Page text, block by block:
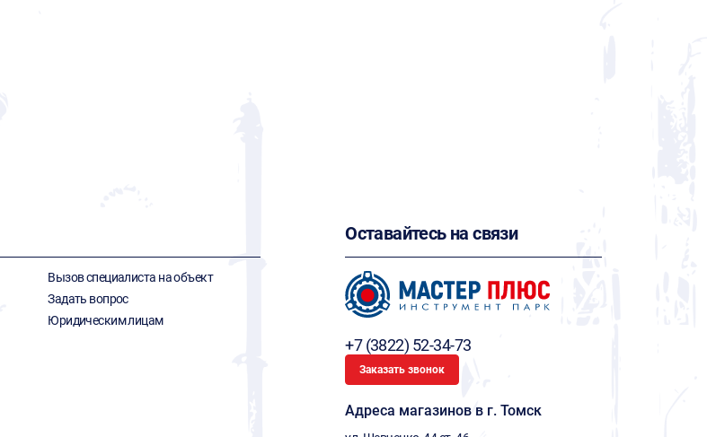
Вызов специалиста на объект
Задать вопрос
Юридическим лицам
Оставайтесь на связи
+7 (3822) 52-34-73
Заказать звонок
Адреса магазинов в г. Томск